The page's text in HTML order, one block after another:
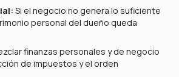
Si el negocio no genera lo suficiente
personal del dueño queda
finanzas personales y de negocio
de impuestos y el orden